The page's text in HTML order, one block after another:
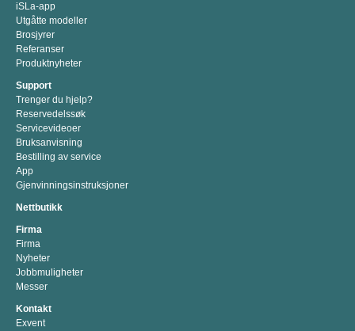
iSLa-app
Utgåtte modeller
Brosjyrer
Referanser
Produktnyheter
Support
Trenger du hjelp?
Reservedelssøk
Servicevideoer
Bruksanvisning
Bestilling av service
App
Gjenvinningsinstruksjoner
Nettbutikk
Firma
Firma
Nyheter
Jobbmuligheter
Messer
Kontakt
Exvent